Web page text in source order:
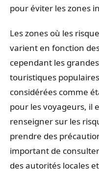
pour éviter les zones
Les zones où les
varient en fonction
cependant les
touristiques
considérées comme
pour les voyageurs, il
renseigner sur les
prendre des
important de
des autorités locales